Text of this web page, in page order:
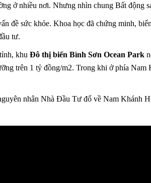
ở nhiều nơi. Nhưng nhìn chung Bất động
đề sức khỏe. Khoa học đã chứng minh,
tư.
khu Đô thị biển Bình Sơn Ocean Park
trên 1 tỷ đồng/m2. Trong khi ở phía Nam
nhân Nhà Đầu Tư đổ về Nam Khánh